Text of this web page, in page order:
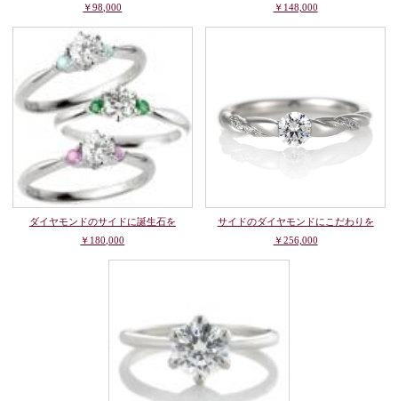
￥98,000
￥148,000
ダイヤモンドのサイドに誕生石を
￥180,000
サイドのダイヤモンドにこだわりを
￥256,000